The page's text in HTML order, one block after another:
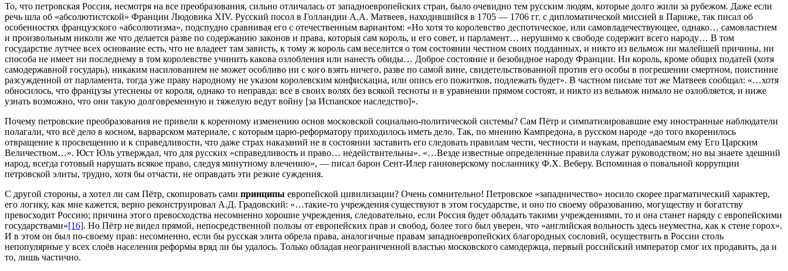
То, что петровская Россия, несмотря на все преобразования, сильно отличалась от западноевропейских стран, было очевидно тем русским людям, которые долго жили за рубежом. Даже если
речь шла об «абсолютистской» Франции Людовика XIV. Русский посол в Голландии А.А. Матвеев, находившийся в 1705 — 1706 гг. с дипломатической миссией в Париже, так писал об
особенностях французского «абсолютизма», подспудно сравнивая его с отечественным вариантом: «Но хотя то королевство деспотическое, или самовладечествующее, однако… самовластием
и произвольным николи же что делается разве по содержанию законов и права, которыя сам король, и его совет, и парламент… нерушимо к свободе содержит всего народу… В том
государстве лутчее всех основание есть, что не владеет там зависть, к тому ж король сам веселится о том состоянии честном своих подданных, и никто из вельмож ни малейшей причины, ни
способа не имеет ни последнему в том королевстве учинить какова озлобления или нанесть обиды… Доброе состояние и безобидное народу Франции. Ни король, кроме общих податей (хотя
самодержавной государь), никаким насилованием не может особливо ни с кого взять ничего, разве по самой вине, свидетельствованной против его особы в погрешении смертном, поистинне
разсужденной от парламента, тогда уже праву народному не указом королевским конфискациа, или опись его пожитков, подлежать будет». В частном письме тот же Матвеев сообщал: «…хотя
обносилось, что французы утеснены от короля, однако то неправда: все в своих волях без всякой тесноты и в уравнении прямом состоят, и никто из вельмож нимало не озлобляется, и ниже
узнать возможно, что они такую долговременную и тяжелую ведут войну [за Испанское наследство]».
Почему петровские преобразования не привели к коренному изменению основ московской социально-политической системы? Сам Пётр и симпатизировавшие ему иностранные наблюдатели
полагали, что всё дело в косном, варварском материале, с которым царю-реформатору приходилось иметь дело. Так, по мнению Кампредона, в русском народе «до того вкоренилось
отвращение к просвещению и к справедливости, что даже страх наказаний не в состоянии заставить его следовать правилам чести, честности и наукам, преподаваемым ему Его Царским
Величеством…». Юст Юль утверждал, что для русских «справедливость и право… недействительны». «…Везде известные определенные правила служат руководством; но вы знаете здешний
народ, всегда готовый нарушать всякое право, следуя минутному влечению», — писал барон Сент-Илер ганноверскому посланнику Ф.Х. Веберу. Вспоминая о повальной коррупции
петровской элиты, трудно, хотя бы отчасти, не оправдать эти резкие суждения.
С другой стороны, а хотел ли сам Пётр, скопировать сами принципы европейской цивилизации? Очень сомнительно! Петровское «западничество» носило скорее прагматический характер,
его логику, как мне кажется, верно реконструировал А.Д. Градовский: «…такие-то учреждения существуют в этом государстве, и оно по своему образованию, могуществу и богатству
превосходит Россию; причина этого превосходства несомненно хорошие учреждения, следовательно, если Россия будет обладать такими учреждениями, то и она станет наряду с европейскими
государствами»[16]. Но Пётр не видел прямой, непосредственной пользы от европейских прав и свобод, более того был уверен, что «английская вольность здесь неуместна, как к стене горох».
И в этом он был по-своему прав: несомненно, если бы русская элита обрела права, аналогичные правам западноевропейских благородных сословий, осуществить в России столь
непопулярные у всех слоёв населения реформы вряд ли бы удалось. Только обладая неограниченной властью московского самодержца, первый российский император смог их продавить, да и
то, лишь частично.